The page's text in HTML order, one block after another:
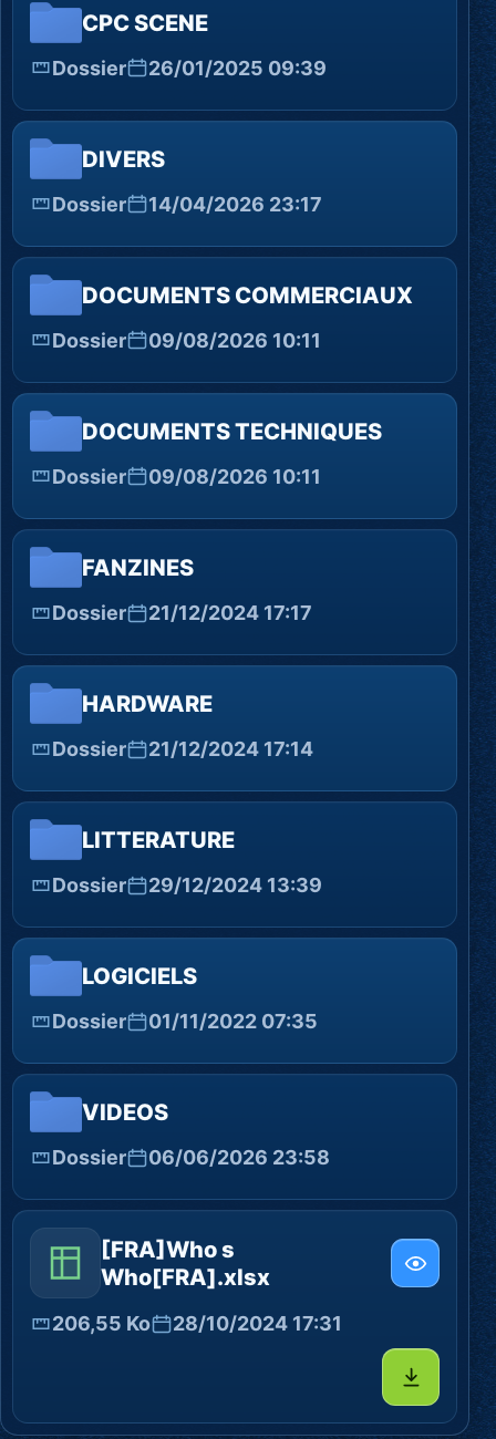
CPC SCENE
Dossier 26/01/2025 09:39
DIVERS
Dossier 14/04/2026 23:17
DOCUMENTS COMMERCIAUX
Dossier 09/08/2026 10:11
DOCUMENTS TECHNIQUES
Dossier 09/08/2026 10:11
FANZINES
Dossier 21/12/2024 17:17
HARDWARE
Dossier 21/12/2024 17:14
LITTERATURE
Dossier 29/12/2024 13:39
LOGICIELS
Dossier 01/11/2022 07:35
VIDEOS
Dossier 06/06/2026 23:58
[FRA]Who s
Who[FRA].xlsx
206,55 Ko 28/10/2024 17:31